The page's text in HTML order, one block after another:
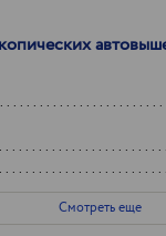
Смотреть еще